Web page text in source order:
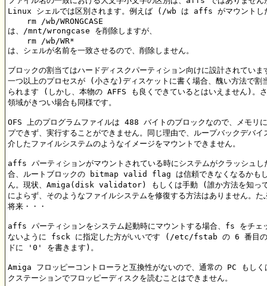
Linux シェルでは区別されます。例えば (/wb は affs がマウント
    rm /wb/WRONGCASE
は、/mnt/wrongcase を削除しますが、
    rm /wb/WR*
は、シェルが名前を一致させるので、削除しません。
ブロックの割当てはハードディスクパーティション向けに設計されていま
一つ以上のプロセスが (小さな)ディスケットに書く場合、醜い方法で割
られます (しかし、本物の AFFS も良くできているとはいえません)。
領域がきつい場合も同様です。
OFS 上のプログラムファイルは 488 バイトのブロックなので、メモリ
プできず、実行することができません。同じ理由で、ループバックデバイ
介したファイルシステムのようなイメージをマウントできません。
affs パーティションがマウントされている時にシステムがクラッシュし
合、ルートブロックの bitmap valid flag は信頼できなくなるかも
ん。現状、Amiga(disk validator) もしくは手動 (誰か方法を知っ
によらず、そのようなファイルシステムを修復する方法はありません。た
将来・・・
affs パーティションをシステム起動時にマウントする場合、fs をチェ
ないように fsck に指定した方がいいです (/etc/fstab の 6 番目の
ドに '0' を書きます)。
Amiga フロッピーコントローラと互換性がないので、通常の PC もしく
クステーションでフロッピーディスクを読むことはできません。